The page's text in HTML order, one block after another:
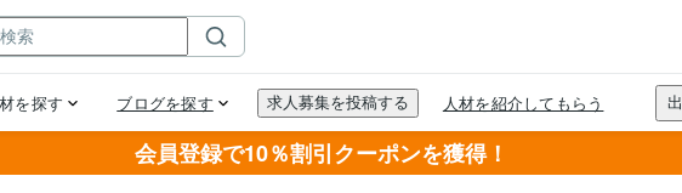
会員登録で10％割引クーポンを獲得！